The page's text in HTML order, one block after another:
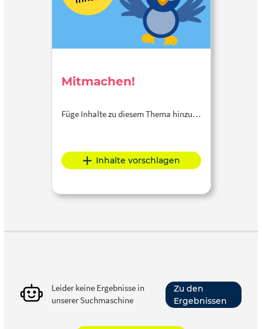
Mitmachen!
Füge Inhalte zu diesem Thema hinzu…
Inhalte vorschlagen
Leider keine Ergebnisse in
unserer Suchmaschine
Zu den
Ergebnissen